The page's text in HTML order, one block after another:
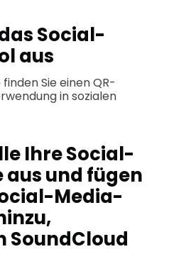
Social-
aus
Sie einen QR-
in sozialen
Ihre Social-
und fügen
Media-
SoundCloud